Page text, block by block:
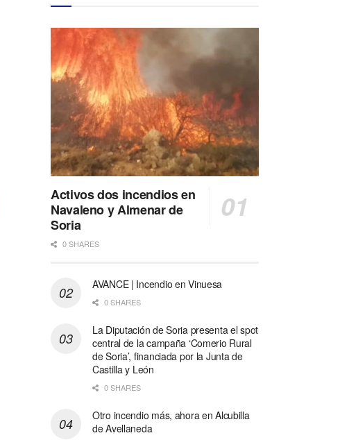
Activos dos incendios en
Navaleno y Almenar de
Soria
0 SHARES
AVANCE | Incendio en Vinuesa
0 SHARES
La Diputación de Soria presenta el spot
central de la campaña ‘Comerio Rural
de Soria’, financiada por la Junta de
Castilla y León
0 SHARES
Otro incendio más, ahora en Alcubilla
de Avellaneda